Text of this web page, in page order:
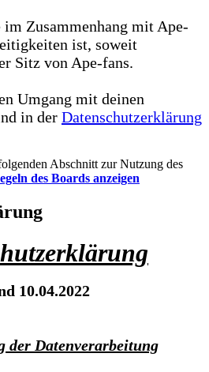
Zusammenhang mit Ape-
ist, soweit
Sitz von Ape-fans.
Umgang mit deinen
in der Datenschutzerklärung
Abschnitt zur Nutzung des
des Boards anzeigen
10.04.2022
der Datenverarbeitung